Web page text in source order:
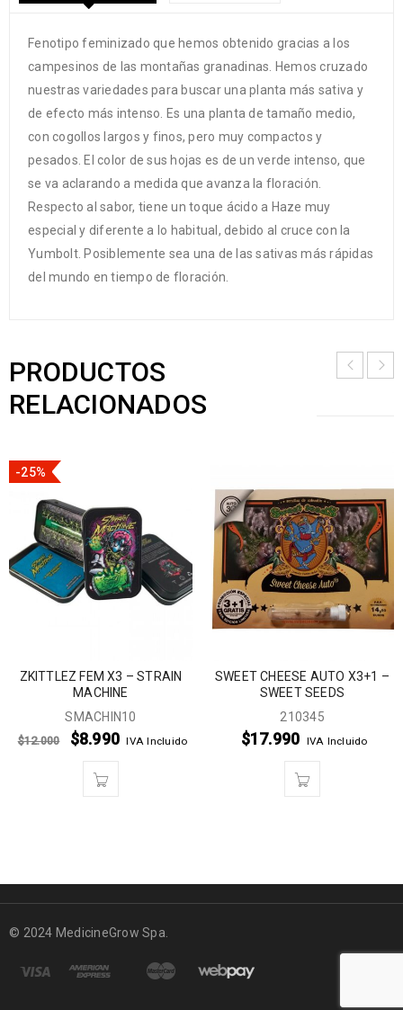
Fenotipo feminizado que hemos obtenido gracias a los
campesinos de las montañas granadinas. Hemos cruzado
nuestras variedades para buscar una planta más sativa y
de efecto más intenso. Es una planta de tamaño medio,
con cogollos largos y finos, pero muy compactos y
pesados. El color de sus hojas es de un verde intenso, que
se va aclarando a medida que avanza la floración.
Respecto al sabor, tiene un toque ácido a Haze muy
especial y diferente a lo habitual, debido al cruce con la
Yumbolt. Posiblemente sea una de las sativas más rápidas
del mundo en tiempo de floración.
PRODUCTOS
RELACIONADOS
-25%
ZKITTLEZ FEM X3 – STRAIN
MACHINE
SMACHIN10
$12.000 $8.990 IVA Incluido
SWEET CHEESE AUTO X3+1 –
SWEET SEEDS
210345
$17.990 IVA Incluido
© 2024 MedicineGrow Spa.